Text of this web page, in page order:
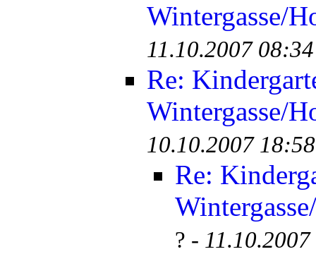
Wintergasse/
11.10.2007 08:34
Re:
Wintergasse/
10.10.2007 18:58
Re:
? -